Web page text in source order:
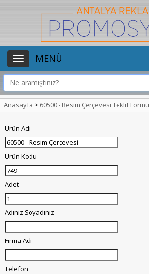
MENÜ
Anasayfa > 60500 - Resim Çerçevesi Teklif Formu
Ürün Adı
Ürün Kodu
Adet
Adınız Soyadınız
Firma Adı
Telefon